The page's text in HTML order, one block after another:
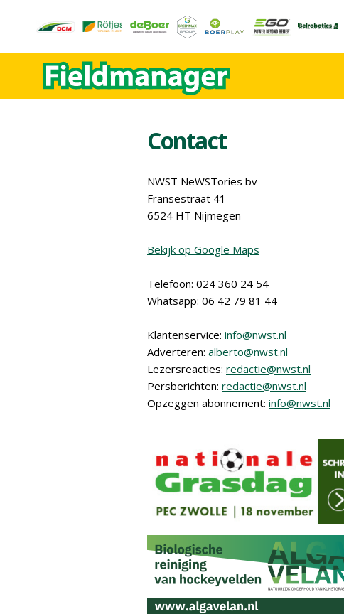
Contact
NWST NeWSTories bv
Fransestraat 41
6524 HT Nijmegen
Bekijk op Google Maps
Telefoon: 024 360 24 54
Whatsapp: 06 42 79 81 44
Klantenservice: info@nwst.nl
Adverteren: alberto@nwst.nl
Lezersreacties: redactie@nwst.nl
Persberichten: redactie@nwst.nl
Opzeggen abonnement: info@nwst.nl